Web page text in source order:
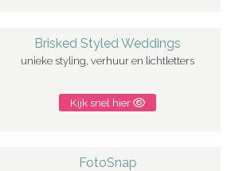
Brisked Styled Weddings
unieke styling, verhuur en lichtletters
Kijk snel hier
FotoSnap